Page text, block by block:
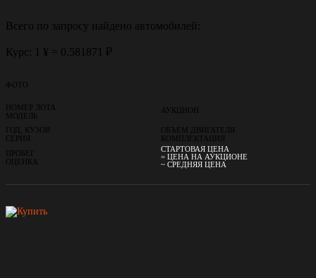
Всего по запросу найдено автомобилей:
Курс: 1 ¥ = 0.581871 ₽
ФОТО
НОМЕР ЛОТА
МОДЕЛЬ
АУКЦИОН
ГОД, КУЗОВ
СЕРИЯ
ОБЪЁМ ДВИГАТЕЛЯ
КОМПЛЕКТАЦИЯ
ПРОБЕГ
ОЦЕНКА
СТАРТОВАЯ ЦЕНА
= ЦЕНА НА АУКЦИОНЕ
~ СРЕДНЯЯ ЦЕНА